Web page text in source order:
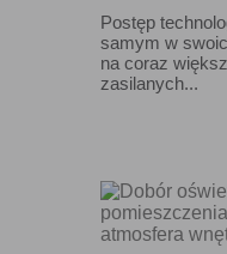
internetowej).
Ograniczenie
niektóre funkcjonalności
Postęp
samym w
na coraz
zasilanych...